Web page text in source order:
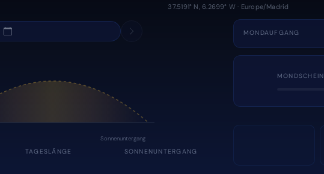
37.5191° N, 6.2699° W · Europe/Madrid
Sonnenuntergang
TAGESLÄNGE SONNENUNTERGANG
MONDAUFGANG
MONDSCHEIN